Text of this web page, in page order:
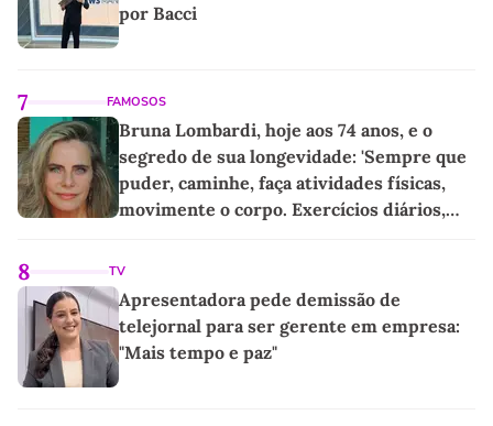
por Bacci
7 FAMOSOS
Bruna Lombardi, hoje aos 74 anos, e o
segredo de sua longevidade: 'Sempre que
puder, caminhe, faça atividades físicas,
movimente o corpo. Exercícios diários,
8 TV
Apresentadora pede demissão de
telejornal para ser gerente em empresa:
"Mais tempo e paz"